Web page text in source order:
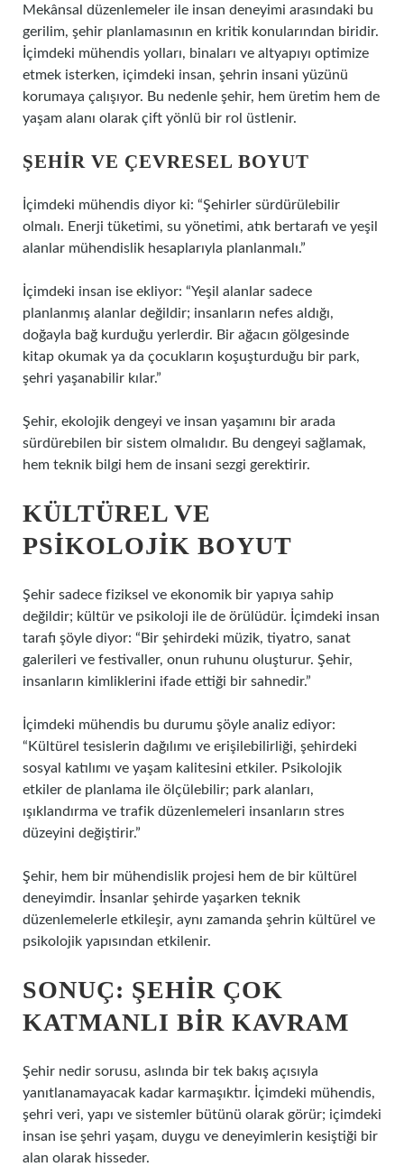
Mekânsal düzenlemeler ile insan deneyimi arasındaki bu
gerilim, şehir planlamasının en kritik konularından biridir.
İçimdeki mühendis yolları, binaları ve altyapıyı optimize
etmek isterken, içimdeki insan, şehrin insani yüzünü
korumaya çalışıyor. Bu nedenle şehir, hem üretim hem de
yaşam alanı olarak çift yönlü bir rol üstlenir.
ŞEHIR VE ÇEVRESEL BOYUT
İçimdeki mühendis diyor ki: “Şehirler sürdürülebilir
olmalı. Enerji tüketimi, su yönetimi, atık bertarafı ve yeşil
alanlar mühendislik hesaplarıyla planlanmalı.”
İçimdeki insan ise ekliyor: “Yeşil alanlar sadece
planlanmış alanlar değildir; insanların nefes aldığı,
doğayla bağ kurduğu yerlerdir. Bir ağacın gölgesinde
kitap okumak ya da çocukların koşuşturduğu bir park,
şehri yaşanabilir kılar.”
Şehir, ekolojik dengeyi ve insan yaşamını bir arada
sürdürebilen bir sistem olmalıdır. Bu dengeyi sağlamak,
hem teknik bilgi hem de insani sezgi gerektirir.
KÜLTÜREL VE
PSIKOLOJIK BOYUT
Şehir sadece fiziksel ve ekonomik bir yapıya sahip
değildir; kültür ve psikoloji ile de örülüdür. İçimdeki insan
tarafı şöyle diyor: “Bir şehirdeki müzik, tiyatro, sanat
galerileri ve festivaller, onun ruhunu oluşturur. Şehir,
insanların kimliklerini ifade ettiği bir sahnedir.”
İçimdeki mühendis bu durumu şöyle analiz ediyor:
“Kültürel tesislerin dağılımı ve erişilebilirliği, şehirdeki
sosyal katılımı ve yaşam kalitesini etkiler. Psikolojik
etkiler de planlama ile ölçülebilir; park alanları,
ışıklandırma ve trafik düzenlemeleri insanların stres
düzeyini değiştirir.”
Şehir, hem bir mühendislik projesi hem de bir kültürel
deneyimdir. İnsanlar şehirde yaşarken teknik
düzenlemelerle etkileşir, aynı zamanda şehrin kültürel ve
psikolojik yapısından etkilenir.
SONUÇ: ŞEHIR ÇOK
KATMANLI BIR KAVRAM
Şehir nedir sorusu, aslında bir tek bakış açısıyla
yanıtlanamayacak kadar karmaşıktır. İçimdeki mühendis,
şehri veri, yapı ve sistemler bütünü olarak görür; içimdeki
insan ise şehri yaşam, duygu ve deneyimlerin kesiştiği bir
alan olarak hisseder.